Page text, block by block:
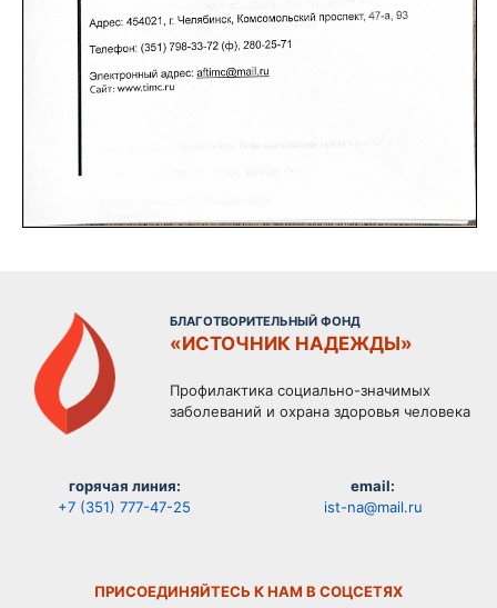
БЛАГОТВОРИТЕЛЬНЫЙ ФОНД
«ИСТОЧНИК НАДЕЖДЫ»
Профилактика социально-значимых
заболеваний и охрана здоровья человека
горячая линия:
+7 (351) 777-47-25
email:
ist-na@mail.ru
ПРИСОЕДИНЯЙТЕСЬ К НАМ В СОЦСЕТЯХ